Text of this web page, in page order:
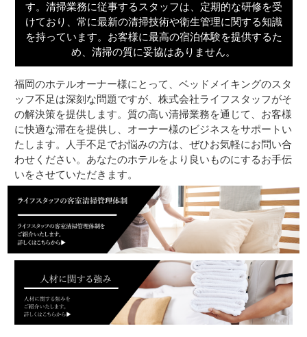
す。清掃業務に従事するスタッフは、定期的な研修を受
けており、常に最新の清掃技術や衛生管理に関する知識
を持っています。お客様に最高の宿泊体験を提供するた
め、清掃の質に妥協はありません。
福岡のホテルオーナー様にとって、ベッドメイキングのスタ
ッフ不足は深刻な問題ですが、株式会社ライフスタッフがそ
の解決策を提供します。質の高い清掃業務を通じて、お客様
に快適な滞在を提供し、オーナー様のビジネスをサポートい
たします。人手不足でお悩みの方は、ぜひお気軽にお問い合
わせください。あなたのホテルをより良いものにするお手伝
いをさせていただきます。